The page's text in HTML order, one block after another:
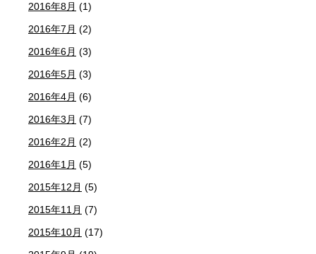
2016年8月 (1)
2016年7月 (2)
2016年6月 (3)
2016年5月 (3)
2016年4月 (6)
2016年3月 (7)
2016年2月 (2)
2016年1月 (5)
2015年12月 (5)
2015年11月 (7)
2015年10月 (17)